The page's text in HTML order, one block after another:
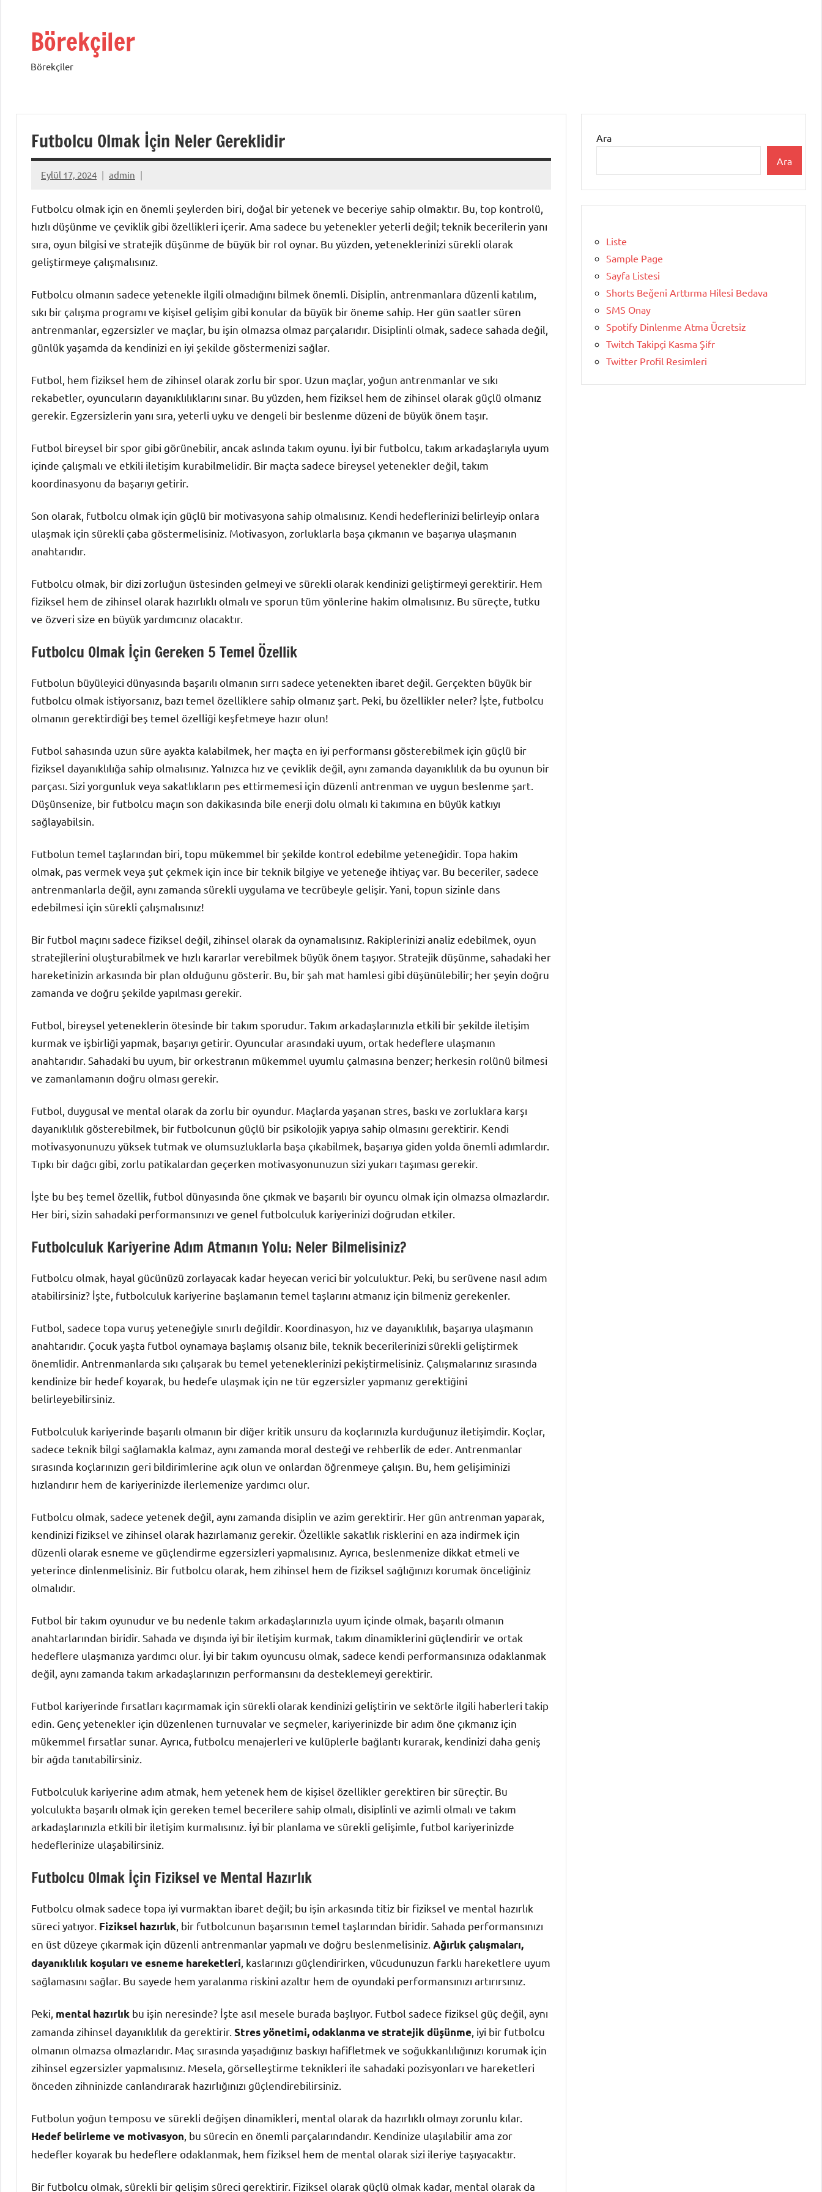
Börekçiler
Börekçiler
Futbolcu Olmak İçin Neler Gereklidir
Eylül 17, 2024 admin
Futbolcu olmak için en önemli şeylerden biri, doğal bir yetenek ve beceriye sahip olmaktır. Bu, top kontrolü,
hızlı düşünme ve çeviklik gibi özellikleri içerir. Ama sadece bu yetenekler yeterli değil; teknik becerilerin yanı
sıra, oyun bilgisi ve stratejik düşünme de büyük bir rol oynar. Bu yüzden, yeteneklerinizi sürekli olarak
geliştirmeye çalışmalısınız.
Futbolcu olmanın sadece yetenekle ilgili olmadığını bilmek önemli. Disiplin, antrenmanlara düzenli katılım,
sıkı bir çalışma programı ve kişisel gelişim gibi konular da büyük bir öneme sahip. Her gün saatler süren
antrenmanlar, egzersizler ve maçlar, bu işin olmazsa olmaz parçalarıdır. Disiplinli olmak, sadece sahada değil,
günlük yaşamda da kendinizi en iyi şekilde göstermenizi sağlar.
Futbol, hem fiziksel hem de zihinsel olarak zorlu bir spor. Uzun maçlar, yoğun antrenmanlar ve sıkı
rekabetler, oyuncuların dayanıklılıklarını sınar. Bu yüzden, hem fiziksel hem de zihinsel olarak güçlü olmanız
gerekir. Egzersizlerin yanı sıra, yeterli uyku ve dengeli bir beslenme düzeni de büyük önem taşır.
Futbol bireysel bir spor gibi görünebilir, ancak aslında takım oyunu. İyi bir futbolcu, takım arkadaşlarıyla uyum
içinde çalışmalı ve etkili iletişim kurabilmelidir. Bir maçta sadece bireysel yetenekler değil, takım
koordinasyonu da başarıyı getirir.
Son olarak, futbolcu olmak için güçlü bir motivasyona sahip olmalısınız. Kendi hedeflerinizi belirleyip onlara
ulaşmak için sürekli çaba göstermelisiniz. Motivasyon, zorluklarla başa çıkmanın ve başarıya ulaşmanın
anahtarıdır.
Futbolcu olmak, bir dizi zorluğun üstesinden gelmeyi ve sürekli olarak kendinizi geliştirmeyi gerektirir. Hem
fiziksel hem de zihinsel olarak hazırlıklı olmalı ve sporun tüm yönlerine hakim olmalısınız. Bu süreçte, tutku
ve özveri size en büyük yardımcınız olacaktır.
Futbolcu Olmak İçin Gereken 5 Temel Özellik
Futbolun büyüleyici dünyasında başarılı olmanın sırrı sadece yetenekten ibaret değil. Gerçekten büyük bir
futbolcu olmak istiyorsanız, bazı temel özelliklere sahip olmanız şart. Peki, bu özellikler neler? İşte, futbolcu
olmanın gerektirdiği beş temel özelliği keşfetmeye hazır olun!
Futbol sahasında uzun süre ayakta kalabilmek, her maçta en iyi performansı gösterebilmek için güçlü bir
fiziksel dayanıklılığa sahip olmalısınız. Yalnızca hız ve çeviklik değil, aynı zamanda dayanıklılık da bu oyunun bir
parçası. Sizi yorgunluk veya sakatlıkların pes ettirmemesi için düzenli antrenman ve uygun beslenme şart.
Düşünsenize, bir futbolcu maçın son dakikasında bile enerji dolu olmalı ki takımına en büyük katkıyı
sağlayabilsin.
Futbolun temel taşlarından biri, topu mükemmel bir şekilde kontrol edebilme yeteneğidir. Topa hakim
olmak, pas vermek veya şut çekmek için ince bir teknik bilgiye ve yeteneğe ihtiyaç var. Bu beceriler, sadece
antrenmanlarla değil, aynı zamanda sürekli uygulama ve tecrübeyle gelişir. Yani, topun sizinle dans
edebilmesi için sürekli çalışmalısınız!
Bir futbol maçını sadece fiziksel değil, zihinsel olarak da oynamalısınız. Rakiplerinizi analiz edebilmek, oyun
stratejilerini oluşturabilmek ve hızlı kararlar verebilmek büyük önem taşıyor. Stratejik düşünme, sahadaki her
hareketinizin arkasında bir plan olduğunu gösterir. Bu, bir şah mat hamlesi gibi düşünülebilir; her şeyin doğru
zamanda ve doğru şekilde yapılması gerekir.
Futbol, bireysel yeteneklerin ötesinde bir takım sporudur. Takım arkadaşlarınızla etkili bir şekilde iletişim
kurmak ve işbirliği yapmak, başarıyı getirir. Oyuncular arasındaki uyum, ortak hedeflere ulaşmanın
anahtarıdır. Sahadaki bu uyum, bir orkestranın mükemmel uyumlu çalmasına benzer; herkesin rolünü bilmesi
ve zamanlamanın doğru olması gerekir.
Futbol, duygusal ve mental olarak da zorlu bir oyundur. Maçlarda yaşanan stres, baskı ve zorluklara karşı
dayanıklılık gösterebilmek, bir futbolcunun güçlü bir psikolojik yapıya sahip olmasını gerektirir. Kendi
motivasyonunuzu yüksek tutmak ve olumsuzluklarla başa çıkabilmek, başarıya giden yolda önemli adımlardır.
Tıpkı bir dağcı gibi, zorlu patikalardan geçerken motivasyonunuzun sizi yukarı taşıması gerekir.
İşte bu beş temel özellik, futbol dünyasında öne çıkmak ve başarılı bir oyuncu olmak için olmazsa olmazlardır.
Her biri, sizin sahadaki performansınızı ve genel futbolculuk kariyerinizi doğrudan etkiler.
Futbolculuk Kariyerine Adım Atmanın Yolu: Neler Bilmelisiniz?
Futbolcu olmak, hayal gücünüzü zorlayacak kadar heyecan verici bir yolculuktur. Peki, bu serüvene nasıl adım
atabilirsiniz? İşte, futbolculuk kariyerine başlamanın temel taşlarını atmanız için bilmeniz gerekenler.
Futbol, sadece topa vuruş yeteneğiyle sınırlı değildir. Koordinasyon, hız ve dayanıklılık, başarıya ulaşmanın
anahtarıdır. Çocuk yaşta futbol oynamaya başlamış olsanız bile, teknik becerilerinizi sürekli geliştirmek
önemlidir. Antrenmanlarda sıkı çalışarak bu temel yeteneklerinizi pekiştirmelisiniz. Çalışmalarınız sırasında
kendinize bir hedef koyarak, bu hedefe ulaşmak için ne tür egzersizler yapmanız gerektiğini
belirleyebilirsiniz.
Futbolculuk kariyerinde başarılı olmanın bir diğer kritik unsuru da koçlarınızla kurduğunuz iletişimdir. Koçlar,
sadece teknik bilgi sağlamakla kalmaz, aynı zamanda moral desteği ve rehberlik de eder. Antrenmanlar
sırasında koçlarınızın geri bildirimlerine açık olun ve onlardan öğrenmeye çalışın. Bu, hem gelişiminizi
hızlandırır hem de kariyerinizde ilerlemenize yardımcı olur.
Futbolcu olmak, sadece yetenek değil, aynı zamanda disiplin ve azim gerektirir. Her gün antrenman yaparak,
kendinizi fiziksel ve zihinsel olarak hazırlamanız gerekir. Özellikle sakatlık risklerini en aza indirmek için
düzenli olarak esneme ve güçlendirme egzersizleri yapmalısınız. Ayrıca, beslenmenize dikkat etmeli ve
yeterince dinlenmelisiniz. Bir futbolcu olarak, hem zihinsel hem de fiziksel sağlığınızı korumak önceliğiniz
olmalıdır.
Futbol bir takım oyunudur ve bu nedenle takım arkadaşlarınızla uyum içinde olmak, başarılı olmanın
anahtarlarından biridir. Sahada ve dışında iyi bir iletişim kurmak, takım dinamiklerini güçlendirir ve ortak
hedeflere ulaşmanıza yardımcı olur. İyi bir takım oyuncusu olmak, sadece kendi performansınıza odaklanmak
değil, aynı zamanda takım arkadaşlarınızın performansını da desteklemeyi gerektirir.
Futbol kariyerinde fırsatları kaçırmamak için sürekli olarak kendinizi geliştirin ve sektörle ilgili haberleri takip
edin. Genç yetenekler için düzenlenen turnuvalar ve seçmeler, kariyerinizde bir adım öne çıkmanız için
mükemmel fırsatlar sunar. Ayrıca, futbolcu menajerleri ve kulüplerle bağlantı kurarak, kendinizi daha geniş
bir ağda tanıtabilirsiniz.
Futbolculuk kariyerine adım atmak, hem yetenek hem de kişisel özellikler gerektiren bir süreçtir. Bu
yolculukta başarılı olmak için gereken temel becerilere sahip olmalı, disiplinli ve azimli olmalı ve takım
arkadaşlarınızla etkili bir iletişim kurmalısınız. İyi bir planlama ve sürekli gelişimle, futbol kariyerinizde
hedeflerinize ulaşabilirsiniz.
Futbolcu Olmak İçin Fiziksel ve Mental Hazırlık
Futbolcu olmak sadece topa iyi vurmaktan ibaret değil; bu işin arkasında titiz bir fiziksel ve mental hazırlık
süreci yatıyor. Fiziksel hazırlık , bir futbolcunun başarısının temel taşlarından biridir. Sahada performansınızı
en üst düzeye çıkarmak için düzenli antrenmanlar yapmalı ve doğru beslenmelisiniz. Ağırlık çalışmaları,
dayanıklılık koşuları ve esneme hareketleri , kaslarınızı güçlendirirken, vücudunuzun farklı hareketlere uyum
sağlamasını sağlar. Bu sayede hem yaralanma riskini azaltır hem de oyundaki performansınızı artırırsınız.
Peki, mental hazırlık bu işin neresinde? İşte asıl mesele burada başlıyor. Futbol sadece fiziksel güç değil, aynı
zamanda zihinsel dayanıklılık da gerektirir. Stres yönetimi, odaklanma ve stratejik düşünme , iyi bir futbolcu
olmanın olmazsa olmazlarıdır. Maç sırasında yaşadığınız baskıyı hafifletmek ve soğukkanlılığınızı korumak için
zihinsel egzersizler yapmalısınız. Mesela, görselleştirme teknikleri ile sahadaki pozisyonları ve hareketleri
önceden zihninizde canlandırarak hazırlığınızı güçlendirebilirsiniz.
Futbolun yoğun temposu ve sürekli değişen dinamikleri, mental olarak da hazırlıklı olmayı zorunlu kılar.
Hedef belirleme ve motivasyon , bu sürecin en önemli parçalarındandır. Kendinize ulaşılabilir ama zor
hedefler koyarak bu hedeflere odaklanmak, hem fiziksel hem de mental olarak sizi ileriye taşıyacaktır.
Bir futbolcu olmak, sürekli bir gelişim süreci gerektirir. Fiziksel olarak güçlü olmak kadar, mental olarak da
Ara
Ara
Liste
Sample Page
Sayfa Listesi
Shorts Beğeni Arttırma Hilesi Bedava
SMS Onay
Spotify Dinlenme Atma Ücretsiz
Twitch Takipçi Kasma Şifr
Twitter Profil Resimleri